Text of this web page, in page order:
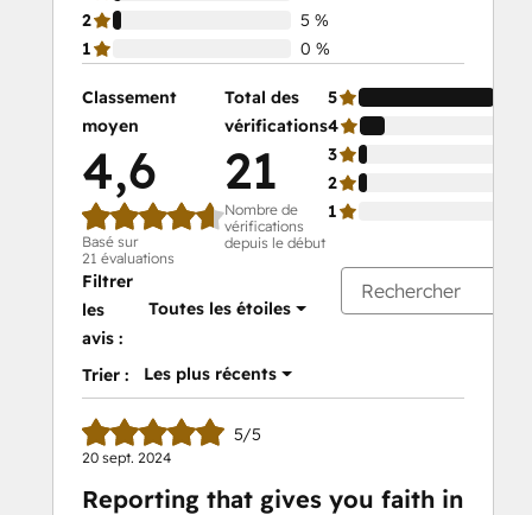
2
5 %
1
0 %
Classement
moyen
4,6
Basé sur
21 évaluations
Total des
vérifications
21
Nombre de
vérifications
depuis le début
5
4
3
2
1
Filtrer
les
avis :
Toutes les étoiles
Trier : Les plus récents
5/5
20 sept. 2024
Reporting that gives you faith in